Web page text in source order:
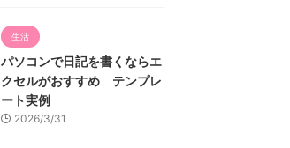
生活
パソコンで日記を書くならエ
クセルがおすすめ テンプレ
ート実例
2026/3/31